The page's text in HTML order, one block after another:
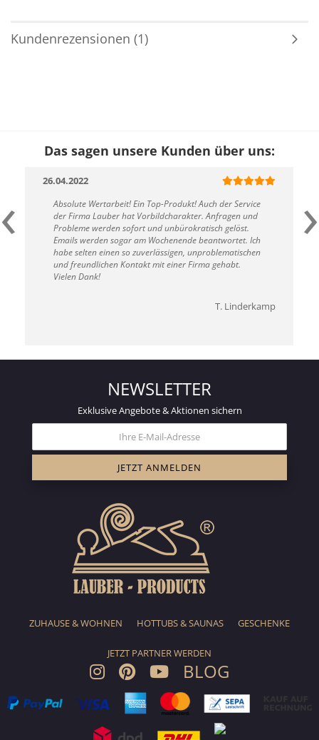
Kundenrezensionen (1)
Das sagen unsere Kunden über uns:
‹ 26.04.2022
Absolute Wertarbeit! Ein Top-Produkt! Auch der Service
der Firma Lauber hat Vorbildcharakter. Anfragen und
Probleme werden sofort und unbürokratisch gelöst.
Emails werden sogar am Wochenende beantwortet. Ich
habe selten einen so zuverlässigen, unproblematischen
und freundlichen Kontakt mit einer Firma gehabt.
Vielen Dank!
T. Linderkamp
›
NEWSLETTER
Exklusive Angebote & Aktionen sichern
ZUHAUSE & WOHNEN HOTTUBS & SAUNAS GESCHENKE
JETZT PARTNER WERDEN
BLOG